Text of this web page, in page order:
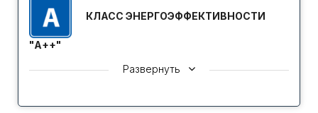
КЛАСС ЭНЕРГОЭФФЕКТИВНОСТИ
"A++"
Кондиционеры отличаются высоким уровнем
классификацией Европейской Сертификационной
Развернуть